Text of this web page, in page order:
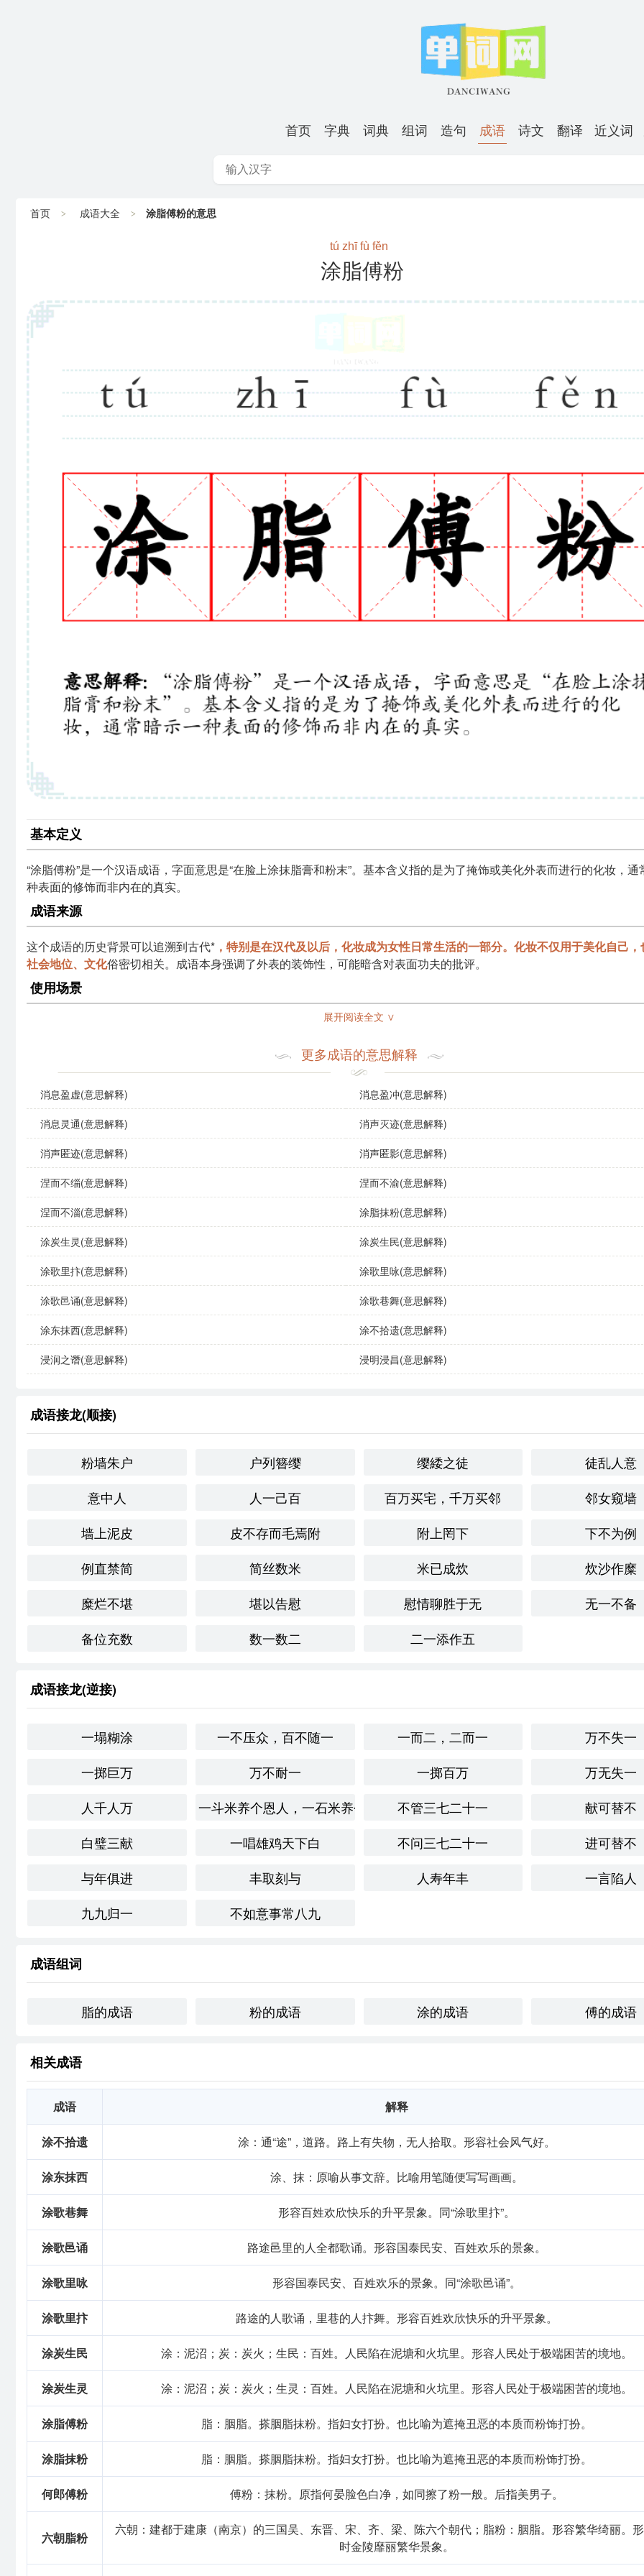
首页 字典 词典 组词 造句 成语 诗文 翻译 近义词
首页 成语大全 涂脂傅粉的意思
tú zhī fù fěn
涂脂傅粉
基本定义
“涂脂傅粉”是一个汉语成语，字面意思是“在脸上涂抹脂膏和粉末”。基本含义指的是为了掩饰或美化外表而进行的化妆，通
种表面的修饰而非内在的真实。
成语来源
这个成语的历史背景可以追溯到古代* ，特别是在汉代及以后，化妆成为女性日常生活的一部分。化妆不仅用于美化自己
社会地位、文化俗密切相关。成语本身强调了外表的装饰性，可能暗含对表面功夫的批评。
使用场景
：在古典诗词中，常常提到女子的妆容，以此反映其美丽与风华。
日常对话：可以用来形容某人在社交场合上为了迎合他人而过于关注外表。
演讲：在讨论表象与实际之间的差距时，常引用此成语来批评只重视外表而忽视内涵的现象。
示例句子
她每天都花很多时间在化妆上，真是涂脂傅粉，连朋友都忍不住调侃她。
在这个行业里，许多人只懂得涂脂傅粉，实际上却缺乏真正的实力。
有些广告只是在涂脂傅粉，实际上产品的质量并没有保证。
同义成语与反义成语
同义成语：
粉饰太平：指用华丽的外表来掩盖内部的问题。
反义成语：
朴实无华：形容事物简单、自然，没有过多的修饰。
：强调事物的真实和实用性，而非表面的装饰。
文化与社会背景
传统文化中，女性的美丽往往被视为重要的社会资本。涂脂傅粉不仅仅是为了美化，更是社会期望和文化
俗的体现。
会，虽然对美的标准有所变化，但这种关注外表的现象仍然存在，尤其是在社交媒体发达的时代。
情感与联想
“涂脂傅粉”让我联想到一种对表象的反思。虽然化妆可以提升自信，但如果过于依赖外在的美丽而忽略内在的提升，就失
个人应用
意去美化自己，但我感到更自在。经过这次经历，我意识到，真正的自信来源于内心，而不是仅仅依赖外在的装饰。
若问真情何处在，
只在心头不在尘。
在英语中，类似的表达可能是“putting on a facade”或“painting a pretty picture”，同样指表面修饰，掩盖真实。不同文化中
反思与总结
通过对“涂脂傅粉”的学
基础信息
拼音 tú zhī
用法 "作谓语、定语；指打扮"
近义词
涂脂抹粉
字义分解
zhī
脂
fěn
粉
tú
涂
fù
展开阅读全文 ∨
更多成语的意思解释
消息盈虚(意思解释) 消息盈冲(意思解释)
消息灵通(意思解释) 消声灭迹(意思解释)
消声匿迹(意思解释) 消声匿影(意思解释)
涅而不缁(意思解释) 涅而不渝(意思解释)
涅而不淄(意思解释) 涂脂抹粉(意思解释)
涂炭生灵(意思解释) 涂炭生民(意思解释)
涂歌里抃(意思解释) 涂歌里咏(意思解释)
涂歌邑诵(意思解释) 涂歌巷舞(意思解释)
涂东抹西(意思解释) 涂不拾遗(意思解释)
浸润之谮(意思解释) 浸明浸昌(意思解释)
成语接龙(顺接)
粉墙朱户 户列簪缨 缨緌之徒
徒乱人意
意中人
人一己百 百万买宅，千万买邻
邻女窥墙
墙上泥皮
皮不存而毛焉附 附上罔下
下不为例
例直禁简
简丝数米 米已成炊
炊沙作糜
糜烂不堪
堪以告慰 慰情聊胜于无
无一不备
备位充数
数一数二 二一添作五
成语接龙(逆接)
一塌糊涂 一不压众，百不随一 一而二，二而一
万不失一
一掷巨万
万不耐一 一掷百万
万无失一
人千人万
一斗米养个恩人，一石米养个仇人 不管三七二十一
献可替不
白璧三献
一唱雄鸡天下白 不问三七二十一
进可替不
与年俱进
丰取刻与 人寿年丰
一言陷人
九九归一
不如意事常八九
成语组词
脂的成语 粉的成语 涂的成语 傅的成语
相关成语
成语 解释
涂不拾遗 涂：通“途”，道路。路上有失物，无人拾取。形容社会风气好。
涂东抹西 涂、抹：原喻从事文辞。比喻用笔随便写写画画。
涂歌巷舞 形容百姓欢欣快乐的升平景象。同“涂歌里抃”。
涂歌邑诵 路途邑里的人全都歌诵。形容国泰民安、百姓欢乐的景象。
涂歌里咏 形容国泰民安、百姓欢乐的景象。同“涂歌邑诵”。
涂歌里抃 路途的人歌诵，里巷的人抃舞。形容百姓欢欣快乐的升平景象。
涂炭生民 涂：泥沼；炭：炭火；生民：百姓。人民陷在泥塘和火坑里。形容人民处于极端困苦的境地。
涂炭生灵 涂：泥沼；炭：炭火；生灵：百姓。人民陷在泥塘和火坑里。形容人民处于极端困苦的境地。
涂脂傅粉 脂：胭脂。搽胭脂抹粉。指妇女打扮。也比喻为遮掩丑恶的本质而粉饰打扮。
涂脂抹粉 脂：胭脂。搽胭脂抹粉。指妇女打扮。也比喻为遮掩丑恶的本质而粉饰打扮。
何郎傅粉 傅粉：抹粉。原指何晏脸色白净，如同擦了粉一般。后指美男子。
六朝脂粉
六朝：建都于建康（南京）的三国吴、东晋、宋、齐、梁、陈六个朝代；脂粉：胭脂。形容繁华绮丽。
时金陵靡丽繁华景象。